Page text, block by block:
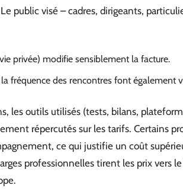
public visé – cadres, dirigeants,
privée) modifie sensiblement la facture.
fréquence des rencontres font également
les outils utilisés (tests, bilans,
répercutés sur les tarifs. Certains
ce qui justifie un coût
professionnelles tirent les prix vers